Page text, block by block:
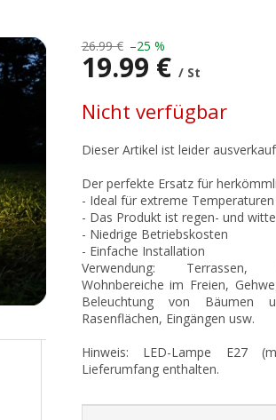
26.99 € –25 %
19.99 € / St
Nicht verfügbar
Dieser Artikel ist leider
Der perfekte Ersatz für
- Ideal für extreme Temperaturen
- Das Produkt ist regen- und
- Niedrige Betriebskosten
- Einfache Installation
Verwendung: Terrassen,
Wohnbereiche im Freien,
Beleuchtung von Bäumen
Rasenflächen, Eingängen usw.
Hinweis: LED-Lampe E27
Lieferumfang enthalten.